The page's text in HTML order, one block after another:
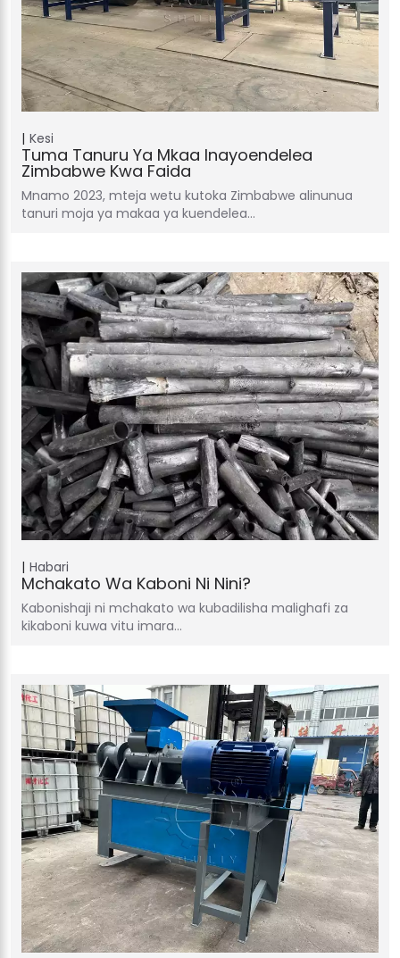
Kesi
Tuma Tanuru Ya Mkaa Inayoendelea
Zimbabwe Kwa Faida
Mnamo 2023, mteja wetu kutoka Zimbabwe alinunua
tanuri moja ya makaa ya kuendelea…
Habari
Mchakato Wa Kaboni Ni Nini?
Kabonishaji ni mchakato wa kubadilisha malighafi za
kikaboni kuwa vitu imara…